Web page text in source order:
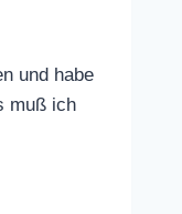
und habe
muß ich